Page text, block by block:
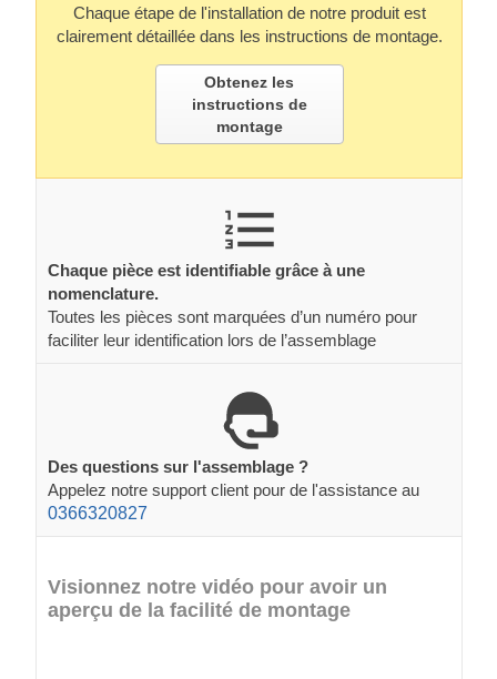
Chaque étape de l'installation de notre produit est
clairement détaillée dans les instructions de montage.
Obtenez les
instructions de
montage
Chaque pièce est identifiable grâce à une
nomenclature.
Toutes les pièces sont marquées d’un numéro pour
faciliter leur identification lors de l’assemblage
Des questions sur l'assemblage ?
Appelez notre support client pour de l'assistance au
0366320827
Visionnez notre vidéo pour avoir un
aperçu de la facilité de montage